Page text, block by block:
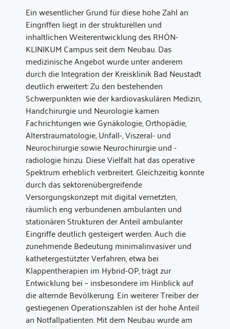
Ein wesentlicher Grund für diese hohe Zahl an
Eingriffen liegt in der strukturellen und
inhaltlichen Weiterentwicklung des RHÖN-
KLINIKUM Campus seit dem Neubau. Das
medizinische Angebot wurde unter anderem
durch die Integration der Kreisklinik Bad Neustadt
deutlich erweitert: Zu den bestehenden
Schwerpunkten wie der kardiovaskulären Medizin,
Handchirurgie und Neurologie kamen
Fachrichtungen wie Gynäkologie, Orthopädie,
Alterstraumatologie, Unfall-, Viszeral- und
Neurochirurgie sowie Neurochirurgie und -
radiologie hinzu. Diese Vielfalt hat das operative
Spektrum erheblich verbreitert. Gleichzeitig konnte
durch das sektorenübergreifende
Versorgungskonzept mit digital vernetzten,
räumlich eng verbundenen ambulanten und
stationären Strukturen der Anteil ambulanter
Eingriffe deutlich gesteigert werden. Auch die
zunehmende Bedeutung minimalinvasiver und
kathetergestützter Verfahren, etwa bei
Klappentherapien im Hybrid-OP, trägt zur
Entwicklung bei – insbesondere im Hinblick auf
die alternde Bevölkerung. Ein weiterer Treiber der
gestiegenen Operationszahlen ist der hohe Anteil
an Notfallpatienten. Mit dem Neubau wurde am